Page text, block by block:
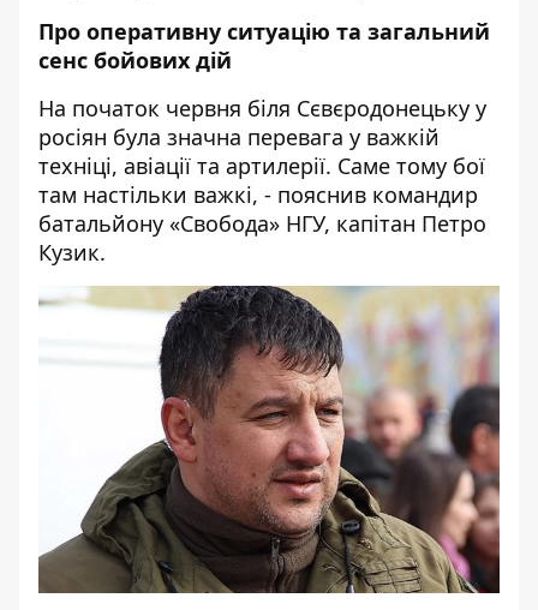
Про оперативну ситуацію та загальний
сенс бойових дій
На початок червня біля Сєвєродонецьку у
росіян була значна перевага у важкій
техніці, авіації та артилерії. Саме тому бої
там настільки важкі, - пояснив командир
батальйону «Свобода» НГУ, капітан Петро
Кузик.